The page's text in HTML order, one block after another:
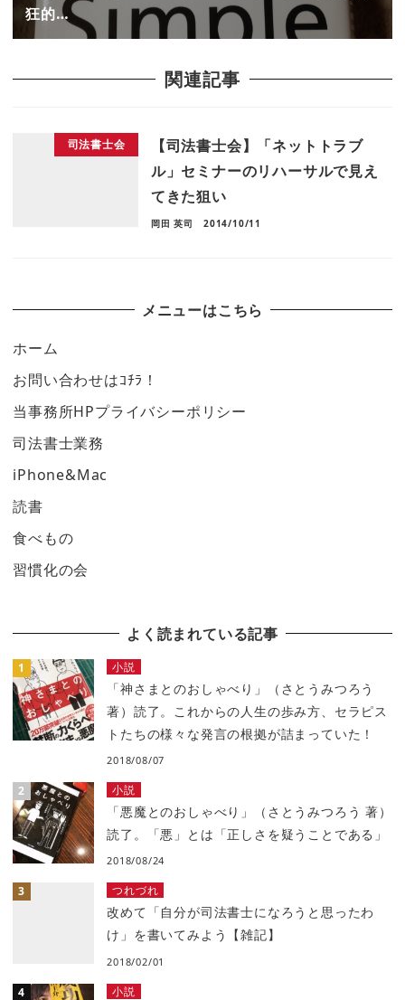
狂的…
関連記事
司法書士会
【司法書士会】「ネットトラブ
ル」セミナーのリハーサルで見え
てきた狙い
岡田 英司 2014/10/11
メニューはこちら
ホーム
お問い合わせはｺﾁﾗ！
当事務所HPプライバシーポリシー
司法書士業務
iPhone&Mac
読書
食べもの
習慣化の会
よく読まれている記事
小説
「神さまとのおしゃべり」（さとうみつろう
著）読了。これからの人生の歩み方、セラピス
トたちの様々な発言の根拠が詰まっていた！
2018/08/07
小説
「悪魔とのおしゃべり」（さとうみつろう 著）
読了。「悪」とは「正しさを疑うことである」
2018/08/24
つれづれ
改めて「自分が司法書士になろうと思ったわ
け」を書いてみよう【雑記】
2018/02/01
小説